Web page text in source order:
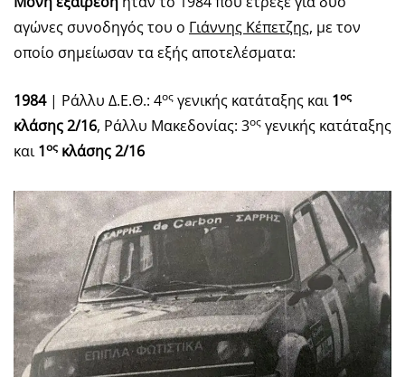
αγώνες συνοδηγός του ο Γιάννης Κέπετζης, με τον
οποίο σημείωσαν τα εξής αποτελέσματα:
1984 | Ράλλυ Δ.Ε.Θ.: 4ος γενικής κατάταξης και1ος
κλάσης 2/16, Ράλλυ Μακεδονίας: 3ος γενικής κατάταξης
και1ος κλάσης 2/16